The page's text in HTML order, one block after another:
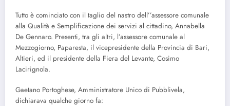
Tutto è cominciato con il taglio del nastro dell’’assessore comunale
alla Qualità e Semplificazione dei servizi al cittadino, Annabella
De Gennaro. Presenti, tra gli altri, l’assessore comunale al
Mezzogiorno, Paparesta, il vicepresidente della Provincia di Bari,
Altieri, ed il presidente della Fiera del Levante, Cosimo
Lacirignola.
Gaetano Portoghese, Amministratore Unico di Pubblivela,
dichiarava qualche giorno fa: